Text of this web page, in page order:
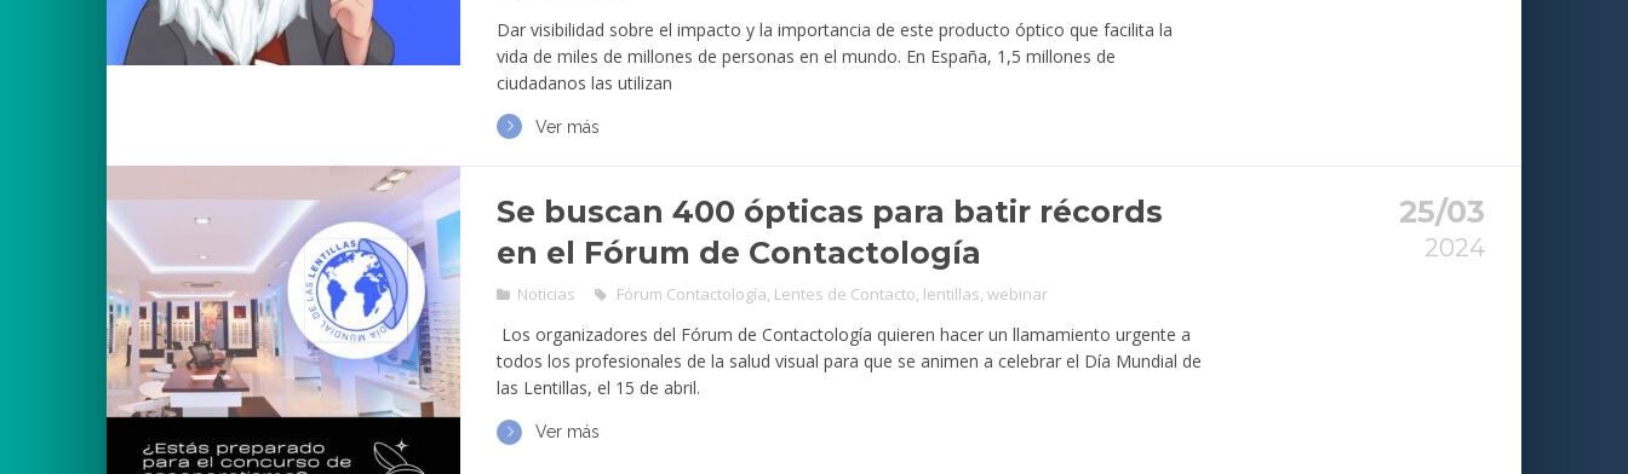
Dar visibilidad sobre el impacto y la importancia de este producto óptico que facilita la
vida de miles de millones de personas en el mundo. En España, 1,5 millones de
ciudadanos las utilizan
Ver más
25/03
2024
Se buscan 400 ópticas para batir récords
en el Fórum de Contactología
Noticias Fórum Contactología Lentes de Contacto lentillas webinar
Los organizadores del Fórum de Contactología quieren hacer un llamamiento urgente a
todos los profesionales de la salud visual para que se animen a celebrar el Día Mundial de
las Lentillas, el 15 de abril.
Ver más